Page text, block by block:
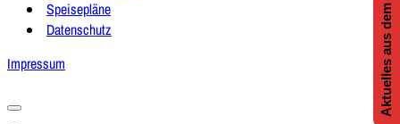
Speisepläne
Datenschutz
Impressum
Navigationsmenü